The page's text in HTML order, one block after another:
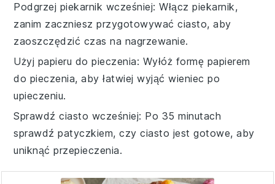
Podgrzej piekarnik wcześniej: Włącz piekarnik,
zanim zaczniesz przygotowywaćciasto, aby
zaoszczędzić czas na nagrzewanie.
Użyj papieru do pieczenia: Wyłóż formę papierem
do pieczenia, aby łatwiej wyjąćwieniec po
upieczeniu.
Sprawdź ciasto wcześniej: Po 35 minutach
sprawdź patyczkiem, czyciasto jest gotowe, aby
uniknąć przepieczenia.